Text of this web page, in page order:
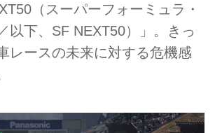
（スーパーフォーミュラ・
以下、SF NEXT50）」。きっ
レースの未来に対する危機感